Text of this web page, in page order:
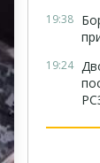
19:38
19:24